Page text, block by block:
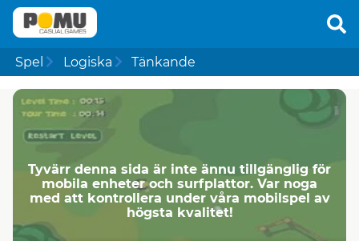
Spel Logiska Tänkande
Tyvärr denna sida är inte ännu tillgänglig för
mobila enheter och surfplattor. Var noga
med att kontrollera under våra mobilspel av
högsta kvalitet!